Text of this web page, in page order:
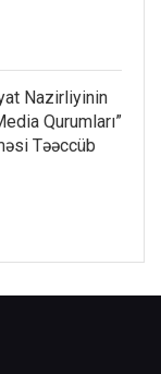
Nazirliyinin
Qurumları”
Təəccüb